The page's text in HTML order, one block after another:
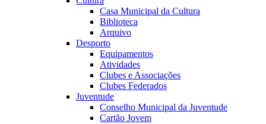
Casa Municipal da Cultura
Biblioteca
Arquivo
Desporto
Equipamentos
Atividades
Clubes e Associações
Clubes Federados
Juventude
Conselho Municipal da Juventude
Cartão Jovem